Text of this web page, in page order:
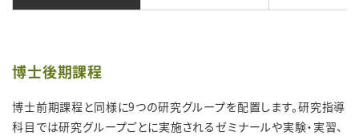
博士後期課程
博士前期課程と同様に9つの研究グループを配置します。研究指導
科目では研究グループごとに実施されるゼミナールや実験・実習、